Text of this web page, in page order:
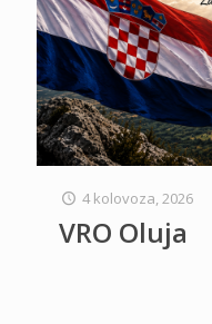
4 kolovoza, 2026
VRO Oluja